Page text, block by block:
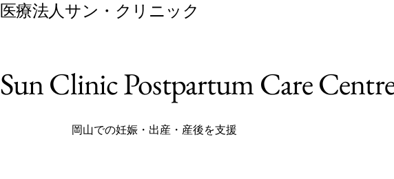
医療法人サン・クリニック
Sun Clinic Postpartum Care
​岡山での妊娠・出産・産後を支援